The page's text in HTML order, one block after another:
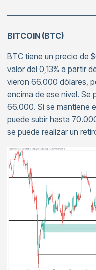
BITCOIN (BTC)
BTC tiene un precio de
valor del 0,13% a partir
vieron 66.000 dólares,
encima de ese nivel.
66.000. Si se mantiene
puede subir hasta
se puede realizar un